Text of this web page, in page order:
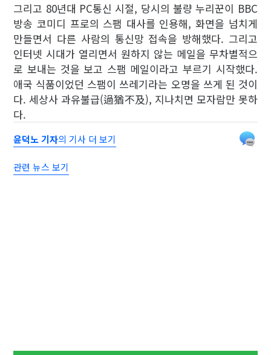
그리고 80년대 PC통신 시절, 당시의 불량 누리꾼이 BBC
방송 코미디 프로의 스팸 대사를 인용해, 화면을 넘치게
만들면서 다른 사람의 통신망 접속을 방해했다. 그리고
인터넷 시대가 열리면서 원하지 않는 메일을 무차별적으
로 보내는 것을 보고 스팸 메일이라고 부르기 시작했다.
애국 식품이었던 스팸이 쓰레기라는 오명을 쓰게 된 것이
다. 세상사 과유불급(過猶不及), 지나치면 모자람만 못하
다.
윤덕노 기자의 기사 더 보기
관련 뉴스 보기